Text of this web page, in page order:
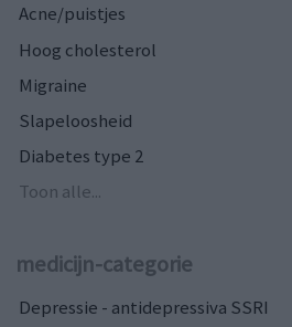
Acne/puistjes
Hoog cholesterol
Migraine
Slapeloosheid
Diabetes type 2
Toon alle...
medicijn-categorie
Depressie - antidepressiva SSRI